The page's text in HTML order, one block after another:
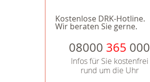
Kostenlose DRK-Hotline.
Wir beraten Sie gerne.
08000 365 000
Infos für Sie kostenfrei
rund um die Uhr